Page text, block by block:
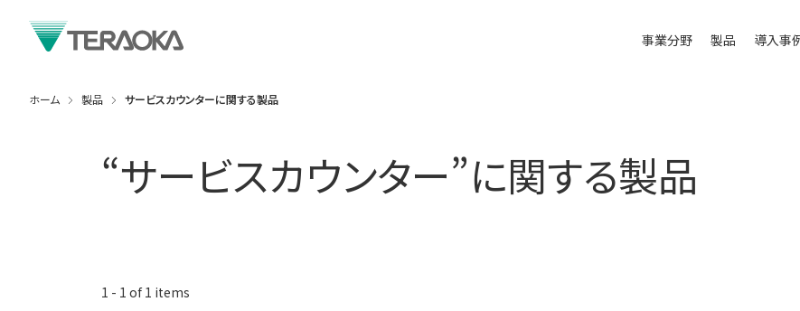
事業分野 製品 導入事
ホーム 製品 サービスカウンターに関する製品
“サービスカウンター”に関する製品
1 - 1 of1 items